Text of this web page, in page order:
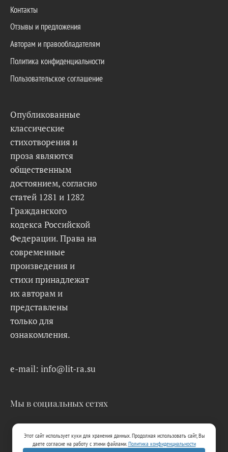
Контакты
Отзывы и предложения
Авторам и правообладателям
Политика конфиденциальности
Пользовательское соглашение
Опубликованные
классические
стихотворения и
проза являются
общественным
достоянием, согласно
статей 1281 и 1282
Гражданского
кодекса Российской
Федерации. Права на
современные
произведения и
стихи принадлежат
их авторам и
представлены
только для
ознакомления.
e-mail: info@lit-ra.su
Мы в социальных сетях
Этот сайт использует куки для хранения данных. Продолжая использовать сайт, Вы
даете согласие на работу с этими файлами.Политика конфиденциальности